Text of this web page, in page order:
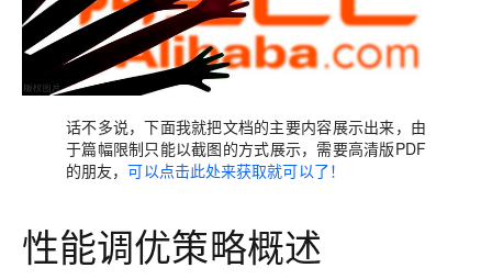
话不多说，下面我就把文档的主要内容展示出来，由
于篇幅限制只能以截图的方式展示，需要高清版PDF
的朋友，可以点击此处来获取就可以了！
性能调优策略概述